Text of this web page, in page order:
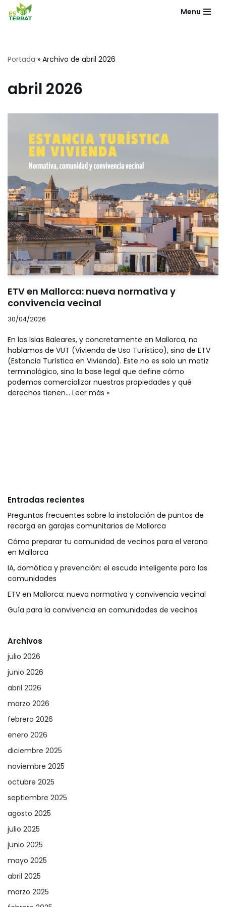
Menu
Portada » Archivo de abril 2026
abril 2026
ETV en Mallorca: nueva normativa y
convivencia vecinal
30/04/2026
En las Islas Baleares, y concretamente en Mallorca, no
hablamos de VUT (Vivienda de Uso Turístico), sino de ETV
(Estancia Turística en Vivienda). Este no es solo un matiz
terminológico, sino la base legal que define cómo
podemos comercializar nuestras propiedades y qué
derechos tienen… Leer más »
Entradas recientes
Preguntas frecuentes sobre la instalación de puntos de
recarga en garajes comunitarios de Mallorca
Cómo preparar tu comunidad de vecinos para el verano
en Mallorca
IA, domótica y prevención: el escudo inteligente para las
comunidades
ETV en Mallorca: nueva normativa y convivencia vecinal
Guía para la convivencia en comunidades de vecinos
Archivos
julio 2026
junio 2026
abril 2026
marzo 2026
febrero 2026
enero 2026
diciembre 2025
noviembre 2025
octubre 2025
septiembre 2025
agosto 2025
julio 2025
junio 2025
mayo 2025
abril 2025
marzo 2025